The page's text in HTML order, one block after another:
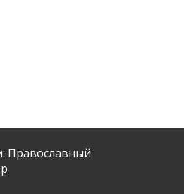
Православный